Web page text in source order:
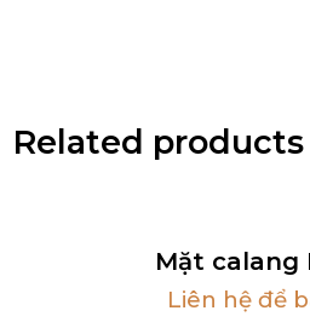
Related products
Mặt calang
Liên hệ để